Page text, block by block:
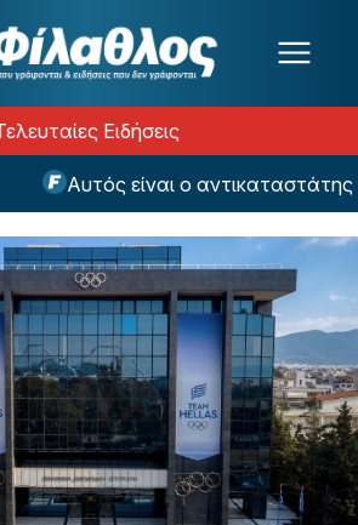
Ειδήσεις
Αυτός είναι ο αντικαταστάτης